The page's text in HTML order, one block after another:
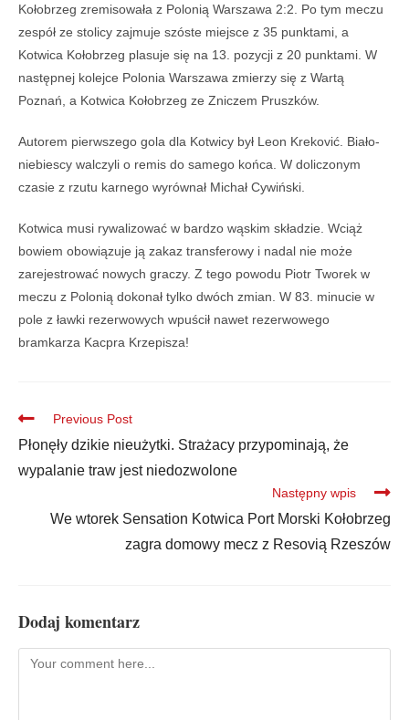
Kołobrzeg zremisowała z Polonią Warszawa 2:2. Po tym meczu
zespół ze stolicy zajmuje szóste miejsce z 35 punktami, a
Kotwica Kołobrzeg plasuje się na 13. pozycji z 20 punktami. W
następnej kolejce Polonia Warszawa zmierzy się z Wartą
Poznań, a Kotwica Kołobrzeg ze Zniczem Pruszków.
Autorem pierwszego gola dla Kotwicy był Leon Kreković. Biało-
niebiescy walczyli o remis do samego końca. W doliczonym
czasie z rzutu karnego wyrównał Michał Cywiński.
Kotwica musi rywalizować w bardzo wąskim składzie. Wciąż
bowiem obowiązuje ją zakaz transferowy i nadal nie może
zarejestrować nowych graczy. Z tego powodu Piotr Tworek w
meczu z Polonią dokonał tylko dwóch zmian. W 83. minucie w
pole z ławki rezerwowych wpuścił nawet rezerwowego
bramkarza Kacpra Krzepisza!
Previous Post
Płonęły dzikie nieużytki. Strażacy przypominają, że
wypalanie traw jest niedozwolone
Następny wpis
We wtorek Sensation Kotwica Port Morski Kołobrzeg
zagra domowy mecz z Resovią Rzeszów
Dodaj komentarz